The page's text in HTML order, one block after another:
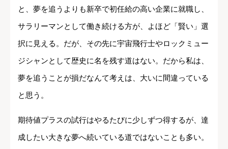
と、夢を追うよりも新卒で初任給の高い企業に就職し、
サラリーマンとして働き続ける方が、よほど「賢い」選
択に見える。だが、その先に宇宙飛行士やロックミュー
ジシャンとして歴史に名を残す道はない。だから私は、
夢を追うことが損だなんて考えは、大いに間違っている
と思う。
期待値プラスの試行はやるたびに少しずつ得するが、達
成したい大きな夢へ続いている道ではないことも多い。